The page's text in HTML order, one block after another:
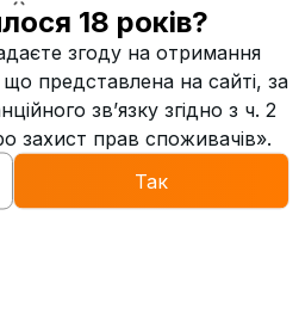
Свежесть
Дымность
Жаростойкость
18 років?
згоду на отримання
представлена на сайті, за
зв’язку згідно з ч. 2
захист прав споживачів».
Так